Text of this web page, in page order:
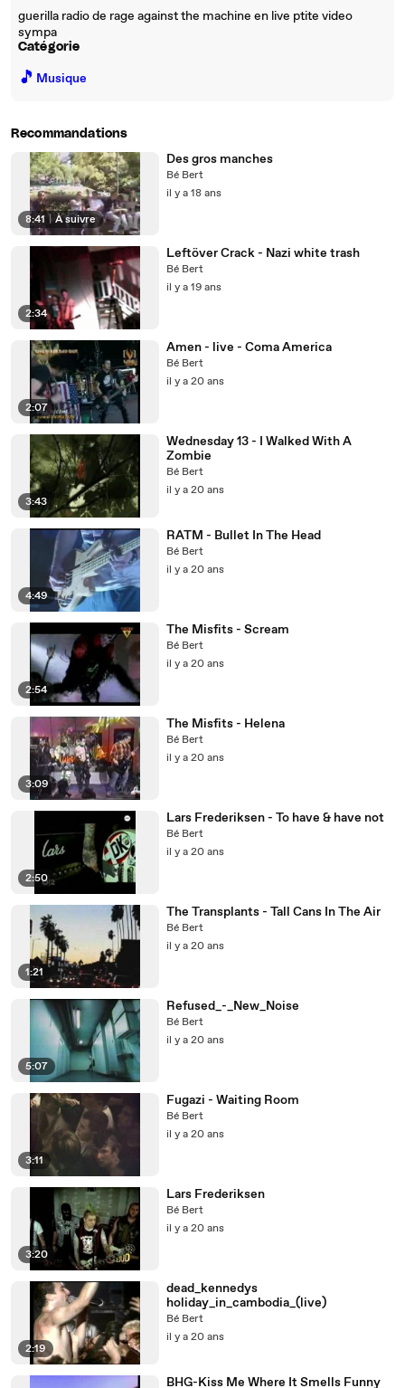
guerilla radio de rage against the machine en live ptite video
sympa
Catégorie
🎵 Musique
Recommandations
8:41 | À suivre
Des gros manches
Bé Bert
il y a 18 ans
2:34
Leftöver Crack - Nazi white trash
Bé Bert
il y a 19 ans
2:07
Amen - live - Coma America
Bé Bert
il y a 20 ans
3:43
Wednesday 13 - I Walked With A
Zombie
Bé Bert
il y a 20 ans
4:49
RATM - Bullet In The Head
Bé Bert
il y a 20 ans
2:54
The Misfits - Scream
Bé Bert
il y a 20 ans
3:09
The Misfits - Helena
Bé Bert
il y a 20 ans
2:50
Lars Frederiksen - To have & have not
Bé Bert
il y a 20 ans
1:21
The Transplants - Tall Cans In The Air
Bé Bert
il y a 20 ans
5:07
Refused_-_New_Noise
Bé Bert
il y a 20 ans
3:11
Fugazi - Waiting Room
Bé Bert
il y a 20 ans
3:20
Lars Frederiksen
Bé Bert
il y a 20 ans
2:19
dead_kennedys
holiday_in_cambodia_(live)
Bé Bert
il y a 20 ans
BHG-Kiss Me Where It Smells Funny